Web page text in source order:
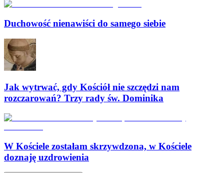
Duchowość nienawiści do samego siebie
Jak wytrwać, gdy Kościół nie szczędzi nam
rozczarowań? Trzy rady św. Dominika
W Kościele zostałam skrzywdzona, w Kościele
doznaję uzdrowienia